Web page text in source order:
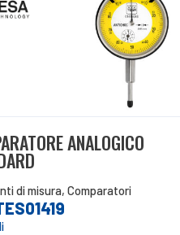
ANALOGICO
di misura, Comparatori